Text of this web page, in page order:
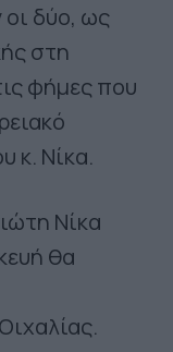
οι δύο, ως
στη
φήμες που
κ. Νίκα.
Νίκα
θα